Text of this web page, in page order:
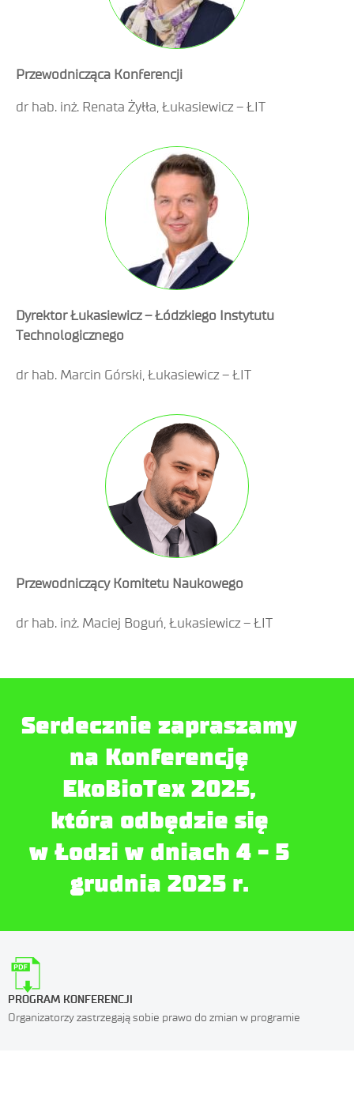
Przewodnicząca Konferencji
dr hab. inż. Renata Żyłła, Łukasiewicz – ŁIT
Dyrektor Łukasiewicz – Łódzkiego Instytutu
Technologicznego
dr hab. Marcin Górski, Łukasiewicz – ŁIT
Przewodniczący Komitetu Naukowego
dr hab. inż. Maciej Boguń, Łukasiewicz – ŁIT
Serdecznie zapraszamy
na Konferencję
EkoBioTex 2025,
która odbędzie się
w Łodzi w dniach 4 - 5
grudnia 2025 r.
PROGRAM KONFERENCJI
Organizatorzy zastrzegają sobie prawo do zmian w programie